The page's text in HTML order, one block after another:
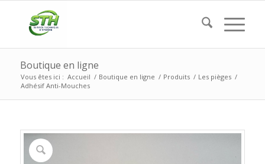
Boutique en ligne
Vous êtes ici : Accueil / Boutique en ligne / Produits / Les pièges /
Adhésif Anti-Mouches